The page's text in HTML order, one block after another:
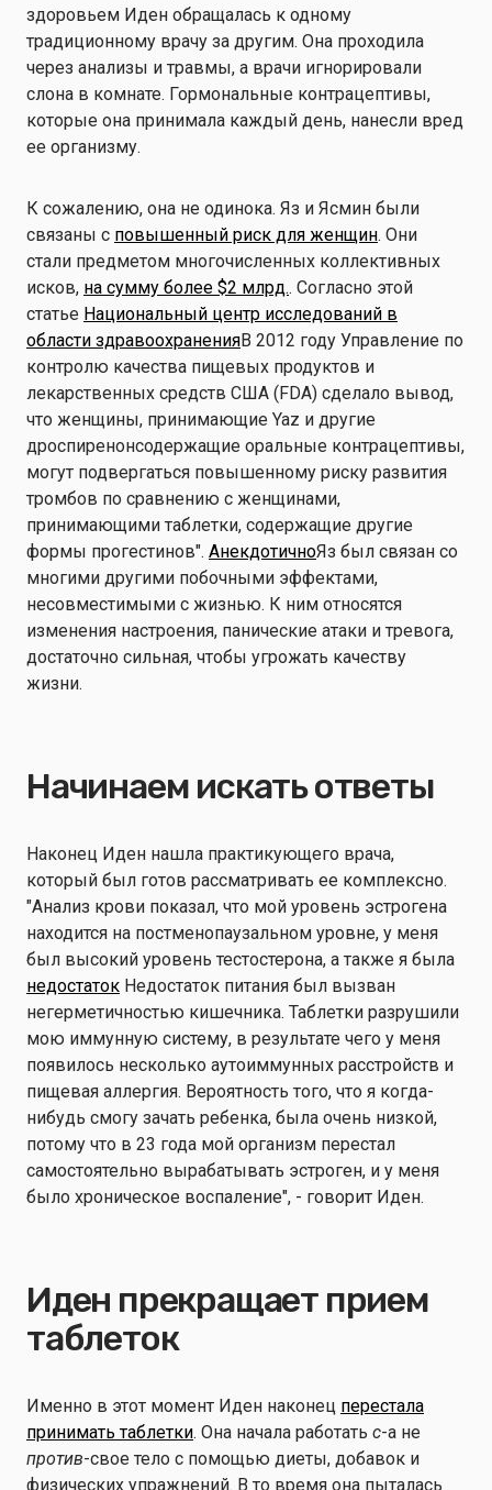
здоровьем Иден обращалась к одному
традиционному врачу за другим. Она проходила
через анализы и травмы, а врачи игнорировали
слона в комнате. Гормональные контрацептивы,
которые она принимала каждый день, нанесли вред
ее организму.
К сожалению, она не одинока. Яз и Ясмин были
связаны с повышенный риск для женщин. Они
стали предметом многочисленных коллективных
исков, на сумму более $2 млрд.. Согласно этой
статье Национальный центр исследований в
области здравоохраненияВ 2012 году Управление по
контролю качества пищевых продуктов и
лекарственных средств США (FDA) сделало вывод,
что женщины, принимающие Yaz и другие
дроспиренонсодержащие оральные контрацептивы,
могут подвергаться повышенному риску развития
тромбов по сравнению с женщинами,
принимающими таблетки, содержащие другие
формы прогестинов". АнекдотичноЯз был связан со
многими другими побочными эффектами,
несовместимыми с жизнью. К ним относятся
изменения настроения, панические атаки и тревога,
достаточно сильная, чтобы угрожать качеству
жизни.
Начинаем искать ответы
Наконец Иден нашла практикующего врача,
который был готов рассматривать ее комплексно.
"Анализ крови показал, что мой уровень эстрогена
находится на постменопаузальном уровне, у меня
был высокий уровень тестостерона, а также я была
недостаток Недостаток питания был вызван
негерметичностью кишечника. Таблетки разрушили
мою иммунную систему, в результате чего у меня
появилось несколько аутоиммунных расстройств и
пищевая аллергия. Вероятность того, что я когда-
нибудь смогу зачать ребенка, была очень низкой,
потому что в 23 года мой организм перестал
самостоятельно вырабатывать эстроген, и у меня
было хроническое воспаление", - говорит Иден.
Иден прекращает прием
таблеток
Именно в этот момент Иден наконец перестала
принимать таблетки. Она начала работать с-а не
против-свое тело с помощью диеты, добавок и
физических упражнений. В то время она пыталась